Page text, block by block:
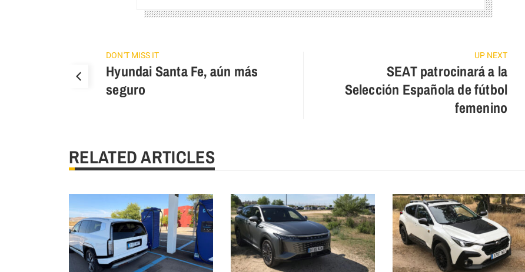
DON'T MISS IT
Hyundai Santa Fe, aún más
seguro
UP NEXT
SEAT patrocinará a la
Selección Española de fútbol
femenino
RELATED ARTICLES